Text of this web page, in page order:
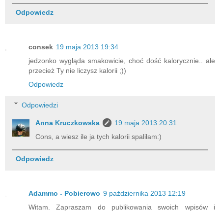
Odpowiedz
consek 19 maja 2013 19:34
jedzonko wygląda smakowicie, choć dość kalorycznie.. ale
przecież Ty nie liczysz kalorii ;))
Odpowiedz
Odpowiedzi
Anna Kruczkowska
19 maja 2013 20:31
Cons, a wiesz ile ja tych kalorii spaliłam:)
Odpowiedz
Adammo - Pobierowo 9 października 2013 12:19
Witam. Zapraszam do publikowania swoich wpisów i